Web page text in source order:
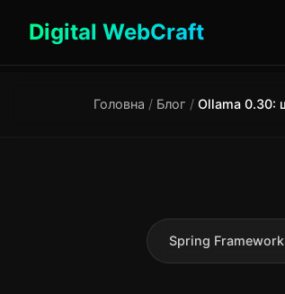
Digital WebCraft
Головна / Блог /
Spring Framework